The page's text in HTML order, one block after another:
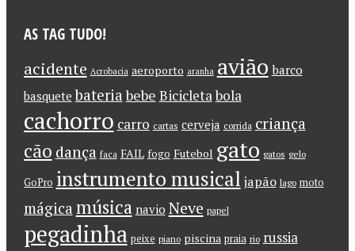
AS TAG TUDO!
acidente Acrobacia aeroporto aranha avião barco
basquete bateriabebe Bicicletabola
cachorro carro cartas cerveja corrida criança
cão dança faca FAIL fogo Futebol gato gatos gelo
GoPro instrumento musical japão lago moto
mágica música navio Neve papel
pegadinha peixe piano piscina praia rio russia